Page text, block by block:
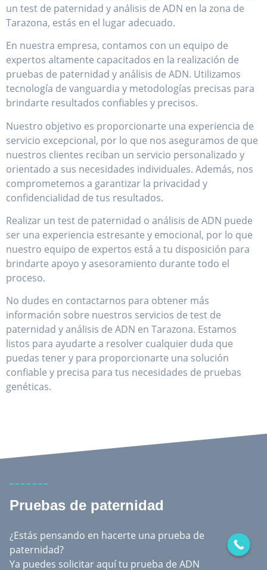
un test de paternidad y análisis de ADN en la zona de
Tarazona, estás en el lugar adecuado.
En nuestra empresa, contamos con un equipo de
expertos altamente capacitados en la realización de
pruebas de paternidad y análisis de ADN. Utilizamos
tecnología de vanguardia y metodologías precisas para
brindarte resultados confiables y precisos.
Nuestro objetivo es proporcionarte una experiencia de
servicio excepcional, por lo que nos aseguramos de que
nuestros clientes reciban un servicio personalizado y
orientado a sus necesidades individuales. Además, nos
comprometemos a garantizar la privacidad y
confidencialidad de tus resultados.
Realizar un test de paternidad o análisis de ADN puede
ser una experiencia estresante y emocional, por lo que
nuestro equipo de expertos está a tu disposición para
brindarte apoyo y asesoramiento durante todo el
proceso.
No dudes en contactarnos para obtener más
información sobre nuestros servicios de test de
paternidad y análisis de ADN en Tarazona. Estamos
listos para ayudarte a resolver cualquier duda que
puedas tener y para proporcionarte una solución
confiable y precisa para tus necesidades de pruebas
genéticas.
Pruebas de paternidad
¿Estás pensando en hacerte una prueba de
paternidad?
Ya puedes solicitar aquí tu prueba de ADN